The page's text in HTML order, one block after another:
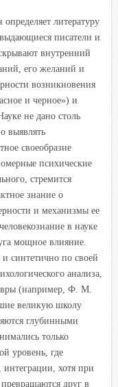
литературу
писатели и
внутренний
его желаний и
возникновения
и черное») и
не дано столь
выявлять
своеобразие
психические
стремится
знание о
и механизмы ее
в науке
мощное влияние.
и синтетично по своей
анализа,
(например, Ф. М.
великую школу
глубинными
только
уровень, где
интеграции, хотя при
друг в